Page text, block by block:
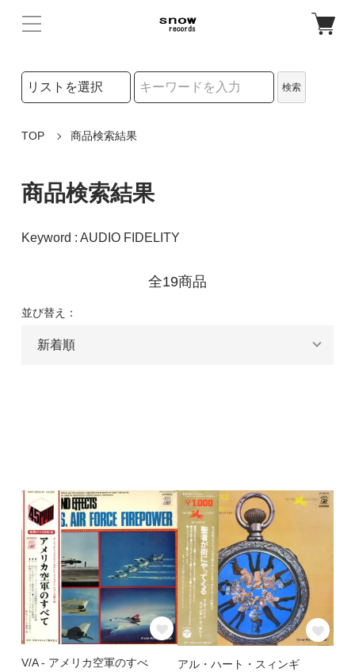
検索リストの選択
検索
TOP 商品検索結果
商品検索結果
Keyword : AUDIO FIDELITY
全19商品
並び替え：
V/A - アメリカ空軍のすべ
アル・ハート・スィンギ